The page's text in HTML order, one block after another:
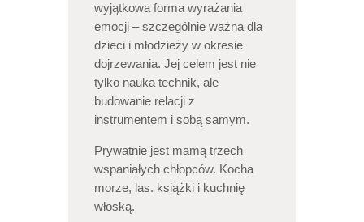
wyjątkowa forma wyrażania
emocji – szczególnie ważna dla
dzieci i młodzieży w okresie
dojrzewania. Jej celem jest nie
tylko nauka technik, ale
budowanie relacji z
instrumentem i sobą samym.
Prywatnie jest mamą trzech
wspaniałych chłopców. Kocha
morze, las. książki i kuchnię
włoską.